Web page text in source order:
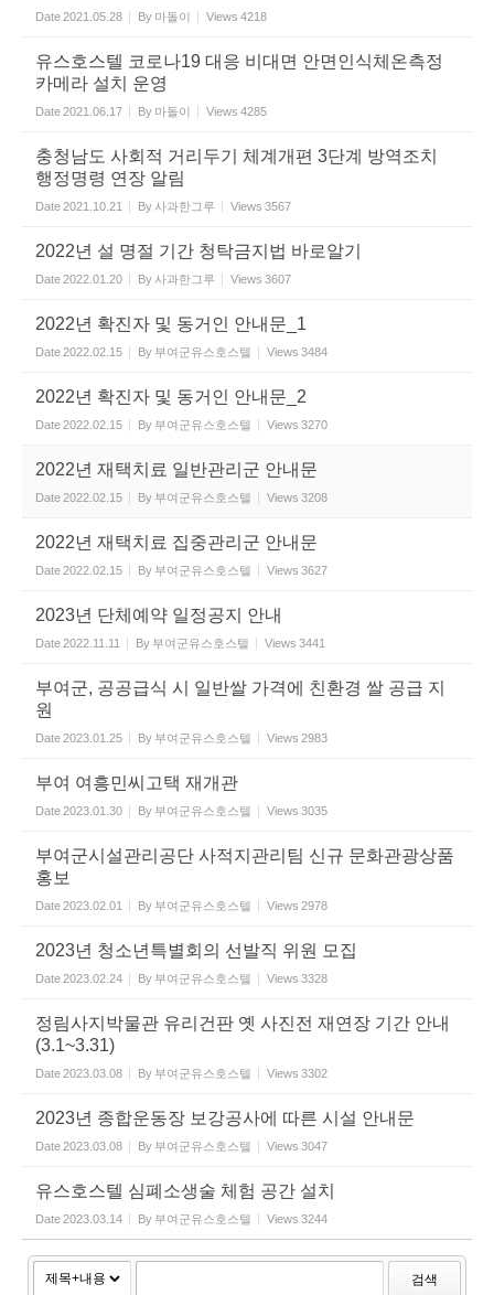
Date2021.05.28 By 마돌이 Views 4218
유스호스텔 코로나19 대응 비대면 안면인식체온측정
카메라 설치 운영
Date2021.06.17 By 마돌이 Views 4285
충청남도 사회적 거리두기 체계개편 3단계 방역조치
행정명령 연장 알림
Date2021.10.21 By 사과한그루 Views 3567
2022년 설 명절 기간 청탁금지법 바로알기
Date2022.01.20 By 사과한그루 Views 3607
2022년 확진자 및 동거인 안내문_1
Date2022.02.15 By 부여군유스호스텔 Views 3484
2022년 확진자 및 동거인 안내문_2
Date2022.02.15 By 부여군유스호스텔 Views 3270
2022년 재택치료 일반관리군 안내문
Date2022.02.15 By 부여군유스호스텔 Views 3208
2022년 재택치료 집중관리군 안내문
Date2022.02.15 By 부여군유스호스텔 Views 3627
2023년 단체예약 일정공지 안내
Date2022.11.11 By 부여군유스호스텔 Views 3441
부여군, 공공급식 시 일반쌀 가격에 친환경 쌀 공급 지
원
Date2023.01.25 By 부여군유스호스텔 Views 2983
부여 여흥민씨고택 재개관
Date2023.01.30 By 부여군유스호스텔 Views 3035
부여군시설관리공단 사적지관리팀 신규 문화관광상품
홍보
Date2023.02.01 By 부여군유스호스텔 Views 2978
2023년 청소년특별회의 선발직 위원 모집
Date2023.02.24 By 부여군유스호스텔 Views 3328
정림사지박물관 유리건판 옛 사진전 재연장 기간 안내
(3.1~3.31)
Date2023.03.08 By 부여군유스호스텔 Views 3302
2023년 종합운동장 보강공사에 따른 시설 안내문
Date2023.03.08 By 부여군유스호스텔 Views 3047
유스호스텔 심폐소생술 체험 공간 설치
Date2023.03.14 By 부여군유스호스텔 Views 3244
검색